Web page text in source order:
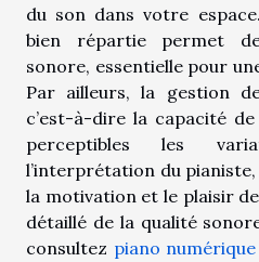
du son dans votre
bien répartie permet
sonore, essentielle pour
Par ailleurs, la gestion
c’est-à-dire la capacité
perceptibles les
l’interprétation du
la motivation et le plaisir
détaillé de la qualité
consultez piano